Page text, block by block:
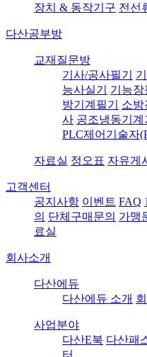
장치 & 동작기구 전선
다산공부방
교재질문방
기사/공사필기
능사실기
기능장
방기계필기
소방
사 공조냉동기계
PLC제어기술자
자료실 정오표 자유게
고객센터
공지사항 이벤트 FAQ
의 단체구매문의 가맹
료실
회사소개
다산에듀
다산에듀 소개
사업분야
다산E북 다산패